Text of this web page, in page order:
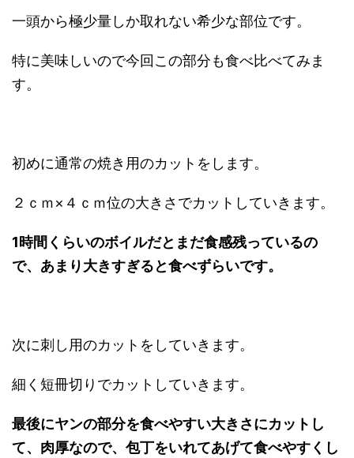
一頭から極少量しか取れない希少な部位です。
特に美味しいので今回この部分も食べ比べてみま
す。
初めに通常の焼き用のカットをします。
２ｃｍ×４ｃｍ位の大きさでカットしていきます。
1時間くらいのボイルだとまだ食感残っているの
で、あまり大きすぎると食べずらいです。
次に刺し用のカットをしていきます。
細く短冊切りでカットしていきます。
最後にヤンの部分を食べやすい大きさにカットし
て、肉厚なので、包丁をいれてあげて食べやすくし